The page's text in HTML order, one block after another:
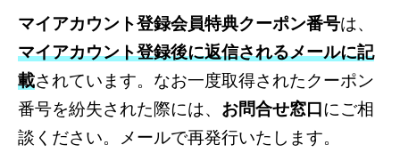
マイアカウント登録会員特典クーポン番号は、
マイアカウント登録後に返信されるメールに記
載されています。なお一度取得されたクーポン
番号を紛失された際には、 お問合せ窓口 にご相
談ください。メールで再発行いたします。